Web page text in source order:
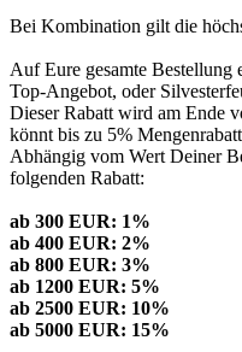
Bei Kombination gilt die
Auf Eure gesamte Bestellung
Top-Angebot, oder
Dieser Rabatt wird am Ende
könnt bis zu 5% Mengenrabatt
Abhängig vom Wert Deiner
folgenden Rabatt:
ab 300 EUR: 1%
ab 400 EUR: 2%
ab 800 EUR: 3%
ab 1200 EUR: 5%
ab 2500 EUR: 10%
ab 5000 EUR: 15%